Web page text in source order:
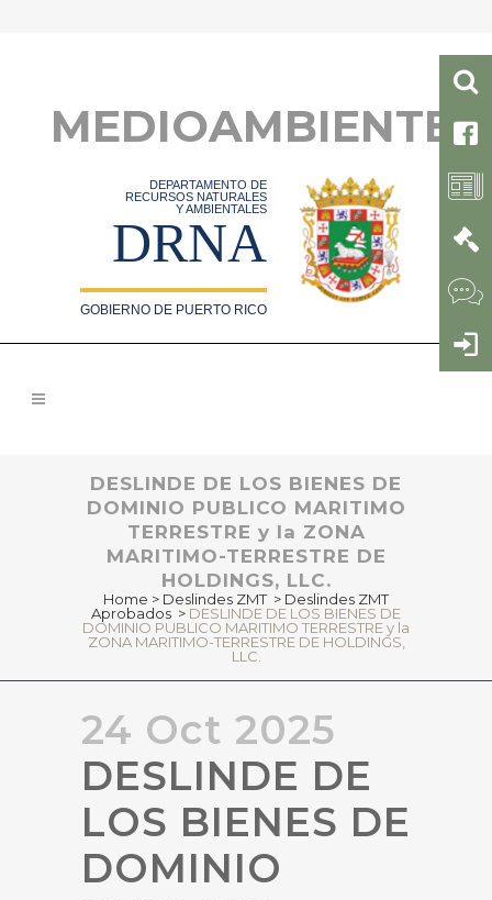
MEDIOAMBIENTE
DEPARTAMENTO DE
RECURSOS NATURALES
Y AMBIENTALES
DRNA
GOBIERNO DE PUERTO RICO
DESLINDE DE LOS BIENES DE
DOMINIO PUBLICO MARITIMO
TERRESTRE y la ZONA
MARITIMO-TERRESTRE DE
HOLDINGS, LLC.
Home > Deslindes ZMT > Deslindes ZMT
Aprobados > DESLINDE DE LOS BIENES DE
DOMINIO PUBLICO MARITIMO TERRESTRE y la
ZONA MARITIMO-TERRESTRE DE HOLDINGS,
LLC.
24 Oct 2025
DESLINDE DE
LOS BIENES DE
DOMINIO